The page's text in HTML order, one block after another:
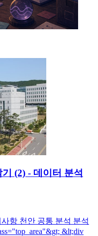
(2) - 데이터 분석
항 천안 공통 분석 분석
&lt;div